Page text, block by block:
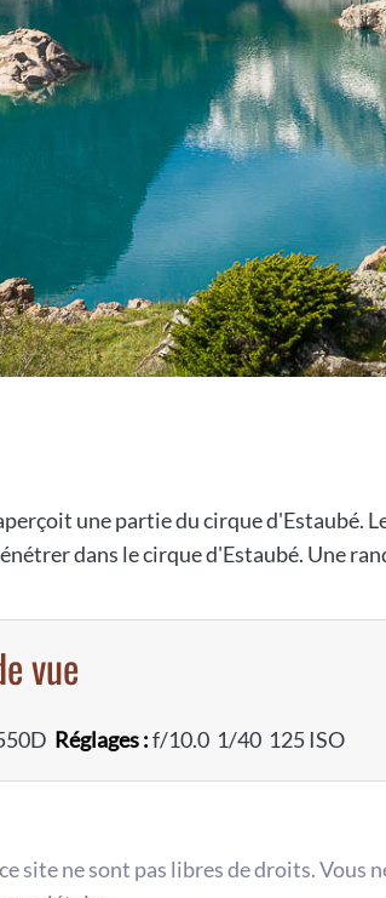
une partie du cirque d'Estaubé.
dans le cirque d'Estaubé. Une
vue
Réglages :f/10.0 1/40 125 ISO
site ne sont pas libres de droits. Vous